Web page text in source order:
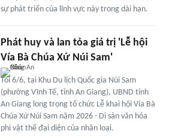
sự phát triển của lĩnh vực này trong dài hạn.
Phát huy và lan tỏa giá trị 'Lễ hội
Vía Bà Chúa Xứ Núi Sam'
Tối 6/6, tại Khu Du lịch Quốc gia Núi Sam
(phường Vĩnh Tế, tỉnh An Giang), UBND tỉnh
An Giang long trọng tổ chức Lễ khai hội Vía Bà
Chúa Xứ Núi Sam năm 2026 - Di sản văn hóa
phi vật thể đại diện của nhân loại.